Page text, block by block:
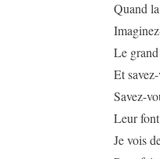
Quand
Le
Et
Savez-
Leur
Je vois